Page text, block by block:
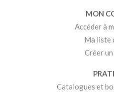
MON
Accéder à
Ma liste
Créer
Catalogues et